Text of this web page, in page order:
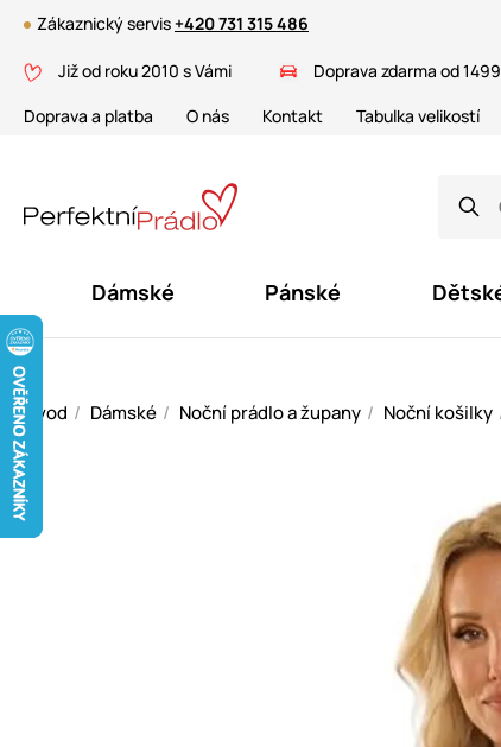
Zákaznický servis+420 731 315 486
Již od roku 2010 s Vámi Doprava zdarma od
Doprava a platba
O nás Kontakt Tabulka velikostí
Dámské Pánské
Úvod Dámské Noční prádlo a župany Noční košilky